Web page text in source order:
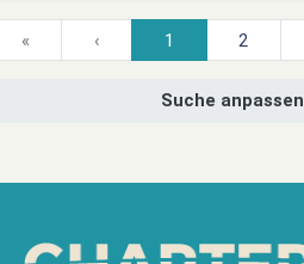
« ‹ 1 2
Suche anpassen